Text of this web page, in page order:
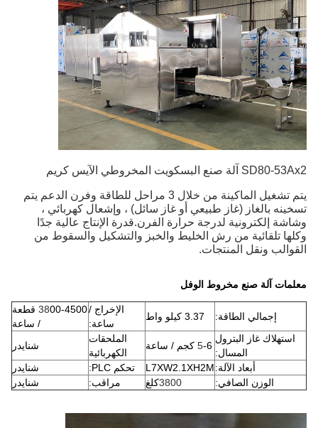
SD80-53Ax2 آلة صنع البسكويت المخروطي الآيس كريم
يتم تشغيل الماكينة من خلال 3 مراحل للطاقة وفرن الدعم يتم
تسخينه بالغاز (غاز طبيعي أو غاز سائل) ، وإشعال كهربائي ،
وشاشة إلكترونية لدرجة حرارة الفرن.قدرة الإنتاج عالية جدًا
وكلها تلقائية من رش الخليط والخبز والتشكيل والسقوط من
القوالب ونقل المنتجات.
معلمات آلة صنع مخروط الوفل
إجمالي الطاقة: 3.37 كيلو واط
الإخراج /
ساعة:
3800-4500 قطعة
/ ساعة
استهلاك غاز البترول
المسال:
5-6 كجم / ساعة
الملحقات
الكهربائية
شنايدر
أبعاد الآلة:L7XW2.1XH2M تحكم PLC:
شنايدر
الوزن الصافي:
3800كلغ مراقب: شنايدر